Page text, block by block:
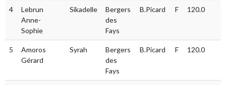
4
Lebrun
Anne-
Sophie
Sikadelle
Bergers
des
Fays
B.Picard F 120.0
5
Amoros
Gérard
Syrah
Bergers
des
Fays
B.Picard F 120.0